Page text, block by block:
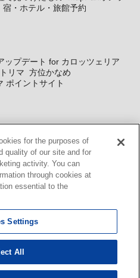
宿・ホテル・旅館予約
ップデート for カロッツェリア
トリマ 方位かなめ
ポイントサイト
ス WEBサイト・システム向け地
キット MapFan DB 住所確認
マ広告 Geo-Research
for the purposes of
quality of our site and for
activity. You can
through cookies at
essential to the
Settings
All